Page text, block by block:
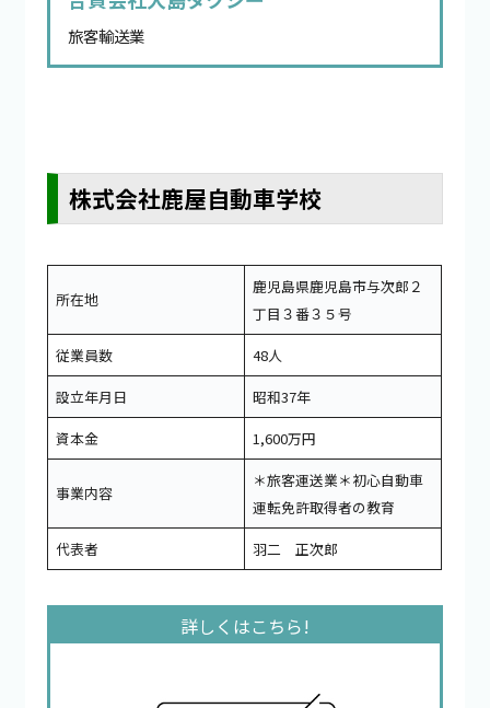
旅客輸送業
株式会社鹿屋自動車学校
所在地
鹿児島県鹿児島市与次郎２
丁目３番３５号
従業員数
48人
設立年月日
昭和37年
資本金
1,600万円
事業内容
＊旅客運送業＊初心自動車
運転免許取得者の教育
代表者
羽二 正次郎